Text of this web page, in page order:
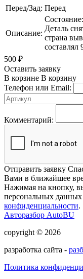
Перед/Зад: Перед
Описание:
Деталь
страна
составлял
500 ₽
Оставить заявку
В корзине В корзину
Телефон или Email:
Комментарий:
Отправить заявку
Вами в ближайшее
Нажимая на кнопку,
персональных данных
конфиденциальности.
Авторазбор AutoBU
copyright © 2026
разработка сайта -
Политика